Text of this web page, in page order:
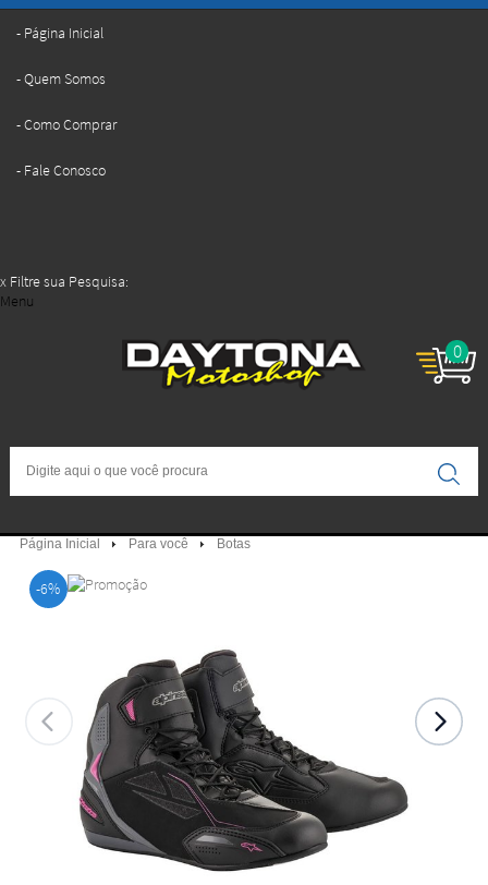
Página Inicial
Quem Somos
Como Comprar
Fale Conosco
x Filtre sua Pesquisa:
Menu
0
Página Inicial Para você Botas
-6%